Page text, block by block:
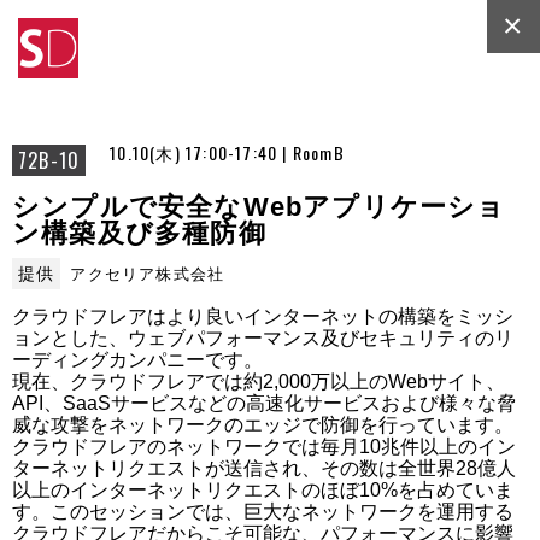
72B-10 10.10(木) 17:00-17:40 | RoomB
×
シンプルで安全なWebアプリケーショ
ン構築及び多種防御
提供 アクセリア株式会社
クラウドフレアはより良いインターネットの構築をミッシ
ョンとした、ウェブパフォーマンス及びセキュリティのリ
ーディングカンパニーです。
現在、クラウドフレアでは約2,000万以上のWebサイト、
API、SaaSサービスなどの高速化サービスおよび様々な脅
威な攻撃をネットワークのエッジで防御を行っています。
クラウドフレアのネットワークでは毎月10兆件以上のイン
ターネットリクエストが送信され、その数は全世界28億人
以上のインターネットリクエストのほぼ10%を占めていま
す。このセッションでは、巨大なネットワークを運用する
クラウドフレアだからこそ可能な、パフォーマンスに影響